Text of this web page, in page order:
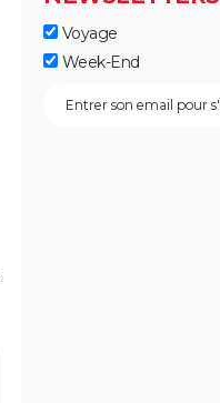
Voyage
Week-End